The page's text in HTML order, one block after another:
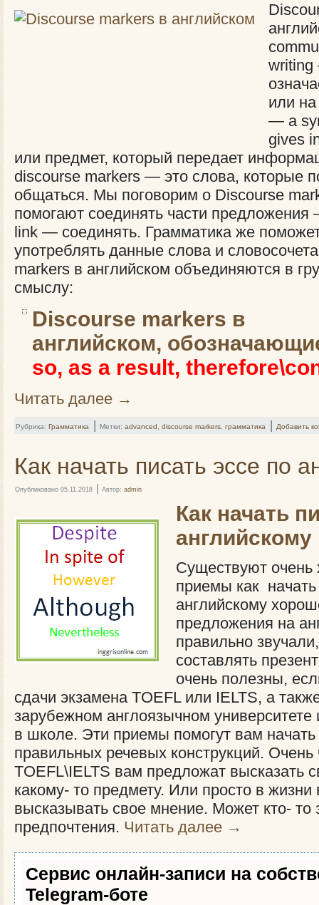
writing
или
— a
gives
или предмет, который передает
discourse markers — это слова, которые
общаться. Мы поговорим о Discourse
помогают соединять части
link — соединять. Грамматика же
употреблять данные слова и
markers в английском объединяются в
смыслу:
Discourse markers в
английском,
so, as a result,
Читать далее →
Рубрика: Грамматика | Метки: advanced discourse markers грамматика | Добавить
Как начать писать эссе по
Опубликовано 05.11.2018 | Автор: admin
Как начать
английскому
Существуют
приемы как начать
английскому
предложения на
правильно
составлять
очень полезны,
сдачи экзамена TOEFL или IELTS, а
зарубежном англоязычном университете
в школе. Эти приемы помогут вам
правильных речевых конструкций. Очень
TOEFL\IELTS вам предложат высказать
какому- то предмету. Или просто в жизни
высказывать свое мнение. Может кто- то
предпочтения. Читать далее →
Сервис онлайн-записи на
Telegram-боте